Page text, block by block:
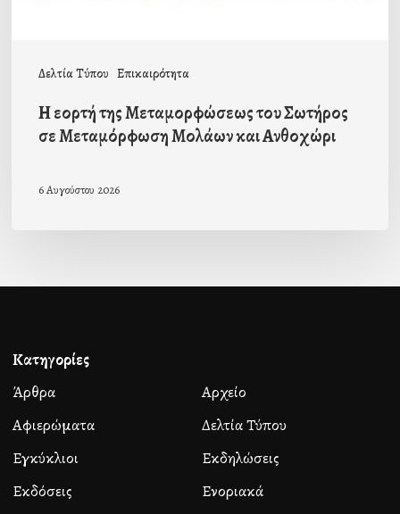
Δελτία Τύπου Επικαιρότητα
Η εορτή της Μεταμορφώσεως του Σωτήρος
σε Μεταμόρφωση Μολάων και Ανθοχώρι
6 Αυγούστου 2026
Κατηγορίες
Άρθρα
Αρχείο
Αφιερώματα
Δελτία Τύπου
Εγκύκλιοι
Εκδηλώσεις
Εκδόσεις
Ενοριακά